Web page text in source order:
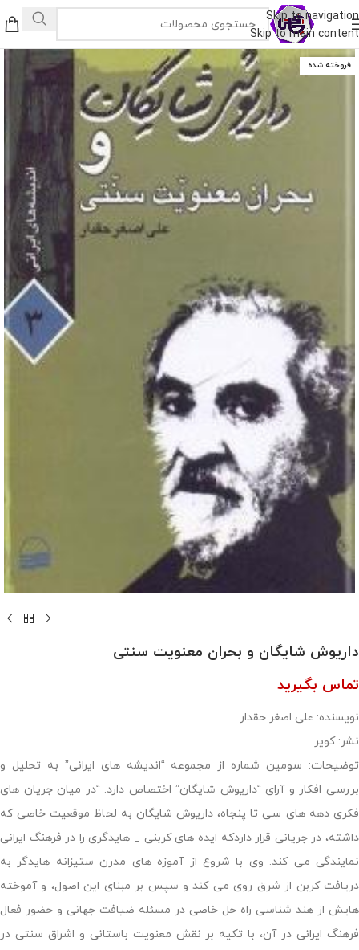
Skip to navigation
Skip to main content
فروخته شده
داریوش شایگان و بحران معنویت سنتی
تماس بگیرید
نویسنده: علی اصغر حقدار
نشر: کویر
توضیحات: سومین شماره از مجموعه “اندیشه های ایرانی” به تحلیل و
بررسی افکار و آرای “داریوش شایگان” اختصاص دارد. “در میان جریان های
فکری دهه های سی تا پنجاه، داریوش شایگان به لحاظ موقعیت خاصی که
داشته، در جریانی قرار داردکه ایده های کربنی _ هایدگری را در فرهنگ ایرانی
نمایندگی می کند. وی با شروع از آموزه های مدرن ستیزانه هایدگر به
دریافت کربن از شرق روی می کند و سپس بر مبنای این اصول، و آموخته
هایش از هند شناسی راه حل خاصی در مسئله ضیافت جهانی و حضور فعال
فرهنگ ایرانی در آن، با تکیه بر نقش معنویت باستانی و اشراق سنتی در